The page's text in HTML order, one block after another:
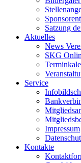
Satzung
Aktuelles
News
SKG
Service
Impressum
Kontakte